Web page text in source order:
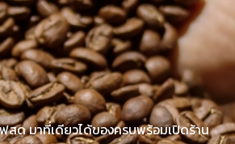
ฟสด มาที่เดียวได้ของครบพร้อมเปิดร้าน